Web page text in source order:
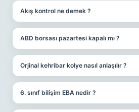
Akış kontrol ne demek ?
ABD borsası pazartesi kapalı mı ?
Orjinal kehribar kolye nasıl anlaşılır ?
6. sınıf bilişim EBA nedir ?